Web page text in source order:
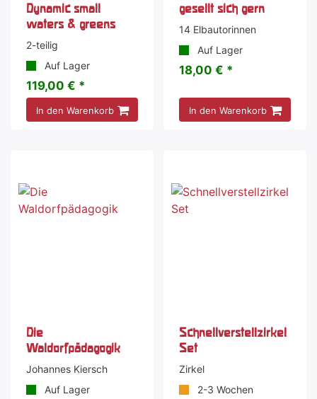
Dynamic small
waters & greens
2-teilig
Auf Lager
119,00 € *
In den Warenkorb
gesellt sich gern
14 Elbautorinnen
Auf Lager
18,00 € *
In den Warenkorb
Die
Waldorfpädagogik
Johannes Kiersch
Auf Lager
Schnellverstellzirkel
Set
Zirkel
2-3 Wochen